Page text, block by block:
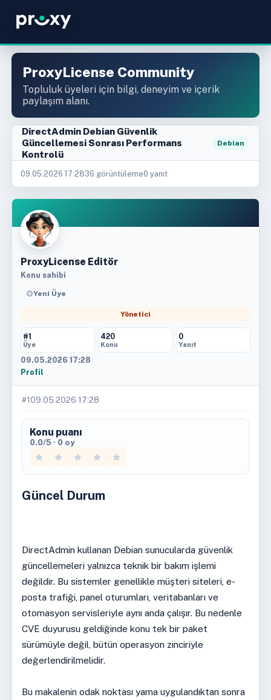
ProxyLicense Community
Topluluk üyeleri için bilgi, deneyim ve içerik
paylaşım alanı.
DirectAdmin Debian Güvenlik
Güncellemesi Sonrası Performans
Kontrolü
Debian
09.05.2026 17:2836 görüntüleme0 yanıt
ProxyLicense Editör
Konu sahibi
Yeni Üye
Yönetici
#1
Üye
420
Konu
0
Yanıt
09.05.2026 17:28
Profil
#1 09.05.2026 17:28
Konu puanı
0.0/5 · 0 oy
Güncel Durum
DirectAdmin kullanan Debian sunucularda güvenlik
güncellemeleri yalnızca teknik bir bakım işlemi
değildir. Bu sistemler genellikle müşteri siteleri, e-
posta trafiği, panel oturumları, veritabanları ve
otomasyon servisleriyle aynı anda çalışır. Bu nedenle
CVE duyurusu geldiğinde konu tek bir paket
sürümüyle değil, bütün operasyon zinciriyle
değerlendirilmelidir.
Bu makalenin odak noktası yama uygulandıktan sonra